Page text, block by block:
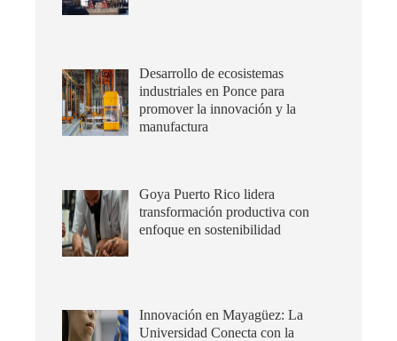
Desarrollo de ecosistemas
industriales en Ponce para
promover la innovación y la
manufactura
Goya Puerto Rico lidera
transformación productiva con
enfoque en sostenibilidad
Innovación en Mayagüez: La
Universidad Conecta con la